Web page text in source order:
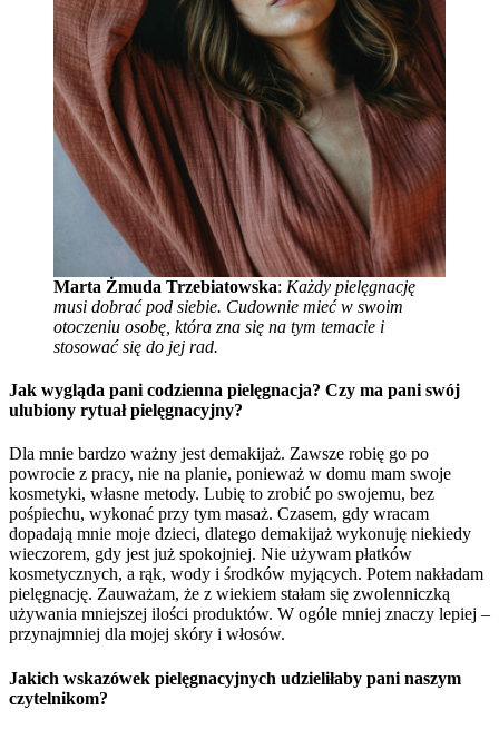
Marta Żmuda Trzebiatowska: Każdy pielęgnację
musi dobrać pod siebie. Cudownie mieć w swoim
otoczeniu osobę, która zna się na tym temacie i
stosować się do jej rad.
Jak wygląda pani codzienna pielęgnacja? Czy ma pani swój
ulubiony rytuał pielęgnacyjny?
Dla mnie bardzo ważny jest demakijaż. Zawsze robię go po
powrocie z pracy, nie na planie, ponieważ w domu mam swoje
kosmetyki, własne metody. Lubię to zrobić po swojemu, bez
pośpiechu, wykonać przy tym masaż. Czasem, gdy wracam
dopadają mnie moje dzieci, dlatego demakijaż wykonuję niekiedy
wieczorem, gdy jest już spokojniej. Nie używam płatków
kosmetycznych, a rąk, wody i środków myjących. Potem nakładam
pielęgnację. Zauważam, że z wiekiem stałam się zwolenniczką
używania mniejszej ilości produktów. W ogóle mniej znaczy lepiej –
przynajmniej dla mojej skóry i włosów.
Jakich wskazówek pielęgnacyjnych udzieliłaby pani naszym
czytelnikom?